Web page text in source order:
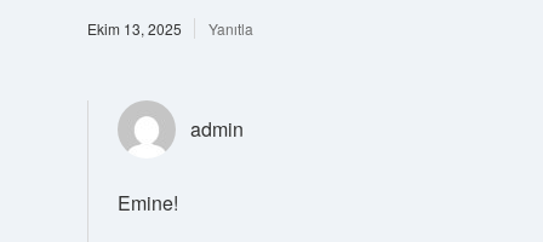
Ekim 13, 2025 Yanıtla
admin
Emine!